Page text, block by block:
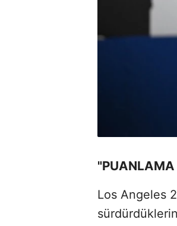
"PUANLAMA
Los Angeles